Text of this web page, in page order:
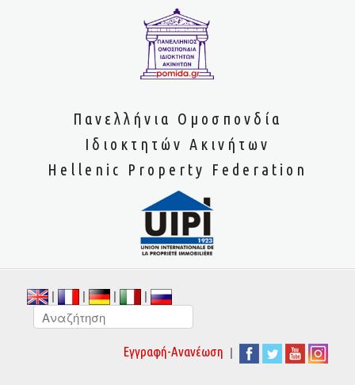
Πανελλήνια Ομοσπονδία
Ιδιοκτητών Ακινήτων
Hellenic Property Federation
| | | |
Εγγραφή-Ανανέωση |